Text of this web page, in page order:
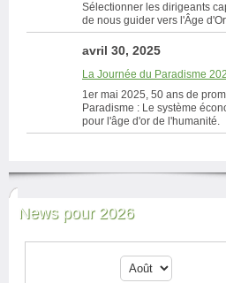
Sélectionner les dirigeants
de nous guider vers l'Âge d'Or
avril 30, 2025
La Journée du Paradisme
1er mai 2025, 50 ans de
Paradisme : Le système
pour l'âge d'or de l'humanité.
News pour 2026